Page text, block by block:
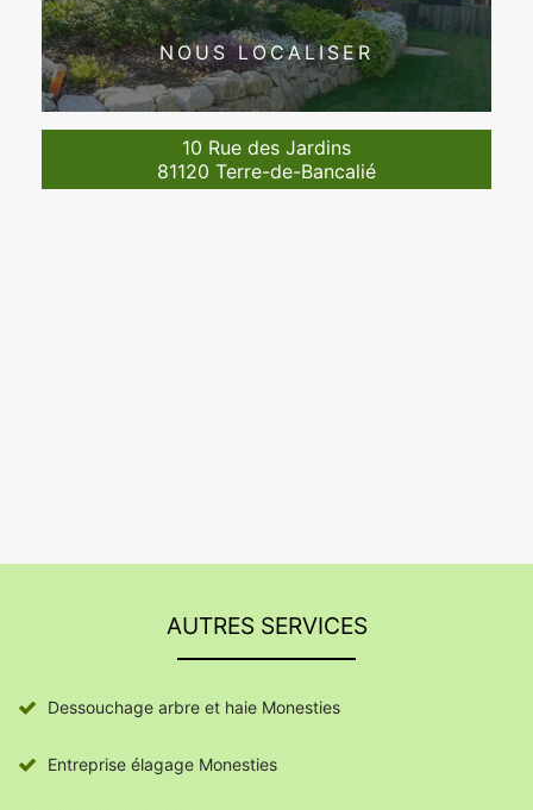
NOUS LOCALISER
10 Rue des Jardins
81120 Terre-de-Bancalié
AUTRES SERVICES
Dessouchage arbre et haie Monesties
Entreprise élagage Monesties